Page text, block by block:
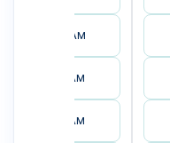
6:30 AM
7:00 AM
7:30 AM